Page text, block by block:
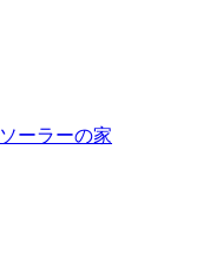
ーラーの家